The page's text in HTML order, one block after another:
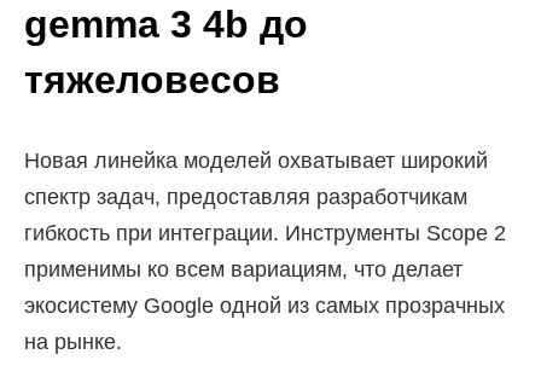
gemma 3 4b до
тяжеловесов
Новая линейка моделей охватывает широкий
спектр задач, предоставляя разработчикам
гибкость при интеграции. Инструменты Scope 2
применимы ко всем вариациям, что делает
экосистему Google одной из самых прозрачных
на рынке.